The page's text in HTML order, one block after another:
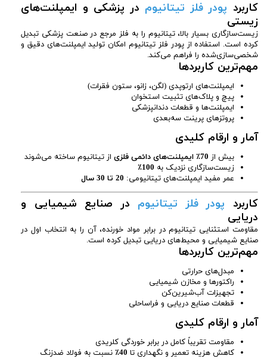
کاربرد پودر فلز تیتانیوم در پزشکی و ایمپلنت‌های
زیستی
زیست‌سازگاری بسیار بالا، تیتانیوم را به فلز مرجع در صنعت پزشکی تبدیل
کرده است. استفاده از پودر فلز تیتانیوم امکان تولید ایمپلنت‌های دقیق و
شخصی‌سازی‌شده را فراهم می‌کند.
مهم‌ترین کاربردها
ایمپلنت‌های ارتوپدی (لگن، زانو، ستون فقرات)
پیچ و پلاک‌های تثبیت استخوان
ایمپلنت‌ها و قطعات دندانپزشکی
پروتزهای پرینت سه‌بعدی
آمار و ارقام کلیدی
بیش از 70٪ ایمپلنت‌های دائمی فلزی
از تیتانیوم ساخته می‌شوند
زیست‌سازگاری نزدیک به 100٪
عمر مفید ایمپلنت‌های تیتانیومی: 20 تا 30 سال
کاربرد پودر فلز تیتانیوم در صنایع شیمیایی و
دریایی
مقاومت استثنایی تیتانیوم در برابر مواد خورنده، آن را به انتخاب اول در
صنایع شیمیایی و محیط‌های دریایی تبدیل کرده است.
مهم‌ترین کاربردها
مبدل‌های حرارتی
راکتورها و مخازن شیمیایی
تجهیزات آب‌شیرین‌کن
قطعات صنایع دریایی و فراساحلی
آمار و ارقام کلیدی
مقاومت تقریباً کامل در برابر خوردگی کلریدی
کاهش هزینه تعمیر و نگهداری تا 40٪ نسبت به فولاد ضدزنگ